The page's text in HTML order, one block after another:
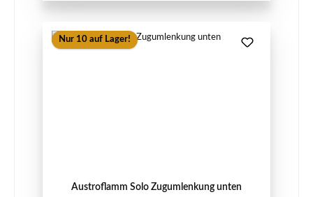
Nur 10 auf Lager!
Austroflamm Solo Zugumlenkung unten